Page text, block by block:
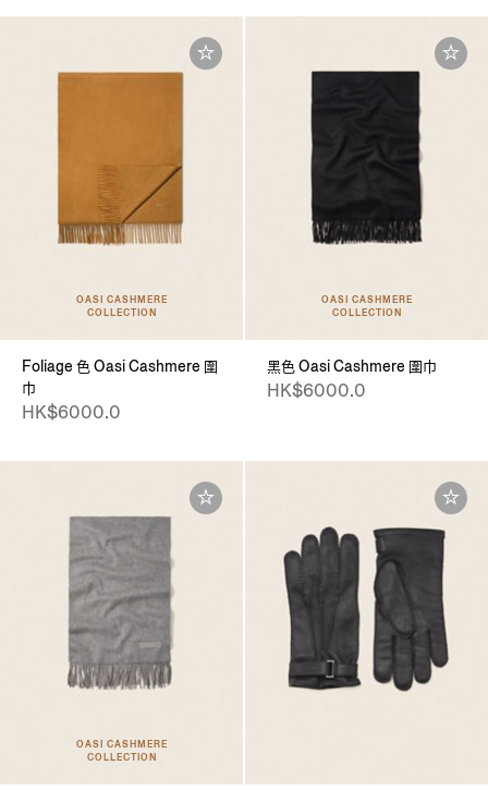
OASI CASHMERE
COLLECTION
Foliage 色 Oasi Cashmere 圍
巾
HK$6000.0
OASI CASHMERE
COLLECTION
黑色 Oasi Cashmere 圍巾
HK$6000.0
OASI CASHMERE
COLLECTION